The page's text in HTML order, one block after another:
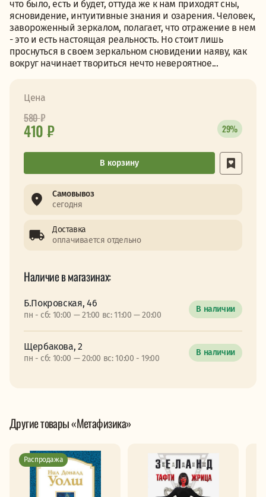
что было, есть и будет, оттуда же к нам приходят сны,
ясновидение, интуитивные знания и озарения. Человек,
завороженный зеркалом, полагает, что отражение в нем
- это и есть настоящая реальность. Но стоит лишь
проснуться в своем зеркальном сновидении наяву, как
вокруг начинает твориться нечто невероятное...
Цена
410 ₽
580₽
29%
В корзину
Самовывоз
сегодня
Доставка
оплачивается отдельно
Наличие в магазинах:
Б.Покровская, 46
пн - сб: 10:00 — 21:00 вс: 11:00 — 20:00
В наличии
Щербакова, 2
пн - сб: 10:00 — 20:00 вс: 10:00 - 19:00
В наличии
Другие товары «Метафизика»
Распродажа